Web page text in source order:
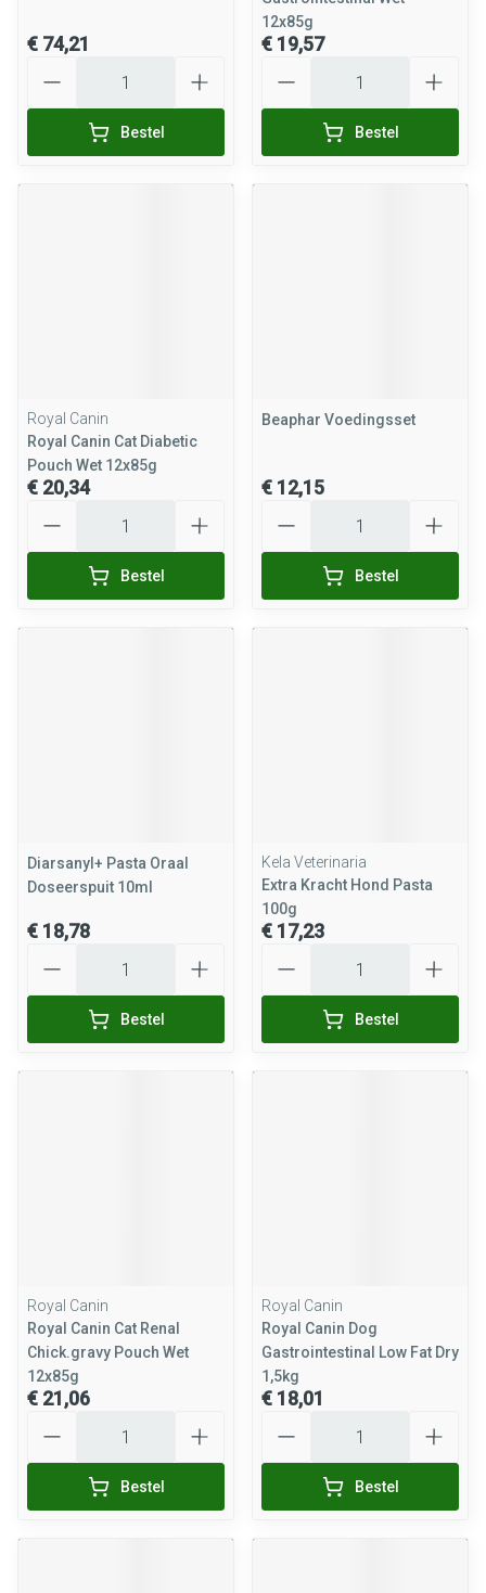
€ 74,21
Bestel
12x85g
€ 19,57
Bestel
Royal Canin
Royal Canin Cat Diabetic
Pouch Wet 12x85g
€ 20,34
Bestel
Beaphar Voedingsset
€ 12,15
Bestel
Diarsanyl+ Pasta Oraal
Doseerspuit 10ml
€ 18,78
Bestel
Kela Veterinaria
Extra Kracht Hond Pasta
100g
€ 17,23
Bestel
Royal Canin
Royal Canin Cat Renal
Chick.gravy Pouch Wet
12x85g
€ 21,06
Bestel
Royal Canin
Royal Canin Dog
Gastrointestinal Low Fat Dry
1,5kg
€ 18,01
Bestel